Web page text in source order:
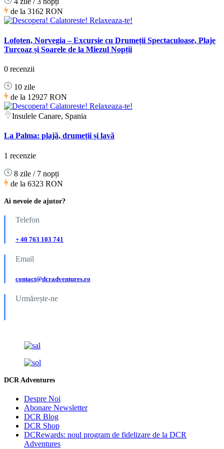
de la 3162 RON
Lofoten, Norvegia – Excursie cu Drumeții Spectaculoase, Plaje
Turcoaz și Soarele de la Miezul Nopții
0 recenzii
10 zile
de la 12927 RON
Insulele Canare, Spania
La Palma: plajă, drumeții și lavă
1 recenzie
8 zile / 7 nopți
de la 6323 RON
Ai nevoie de ajutor?
Telefon
+ 40 763 103 741
Email
contact@dcradventures.ro
Urmărește-ne
DCR Adventures
Despre Noi
Abonare Newsletter
DCR Blog
DCR Shop
DCRewards: noul program de fidelizare de la DCR
Adventures